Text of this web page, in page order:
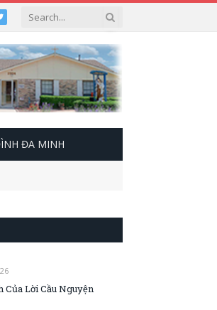
ĐA MINH
Của Lời Cầu Nguyện